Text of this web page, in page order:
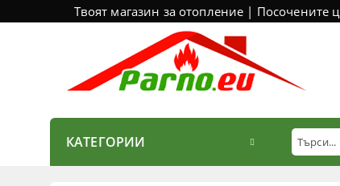
Твоят магазин за отопление |
КАТЕГОРИИ